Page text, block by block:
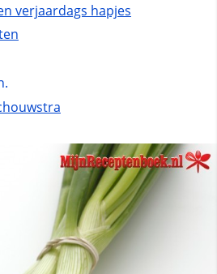
verjaardags hapjes